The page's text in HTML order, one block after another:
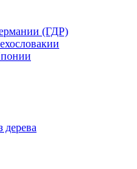
(ГДР)
дерева